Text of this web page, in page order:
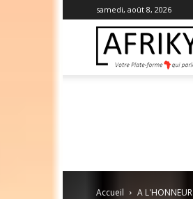
samedi, août 8, 2026
Accueil A L'HONNEUR